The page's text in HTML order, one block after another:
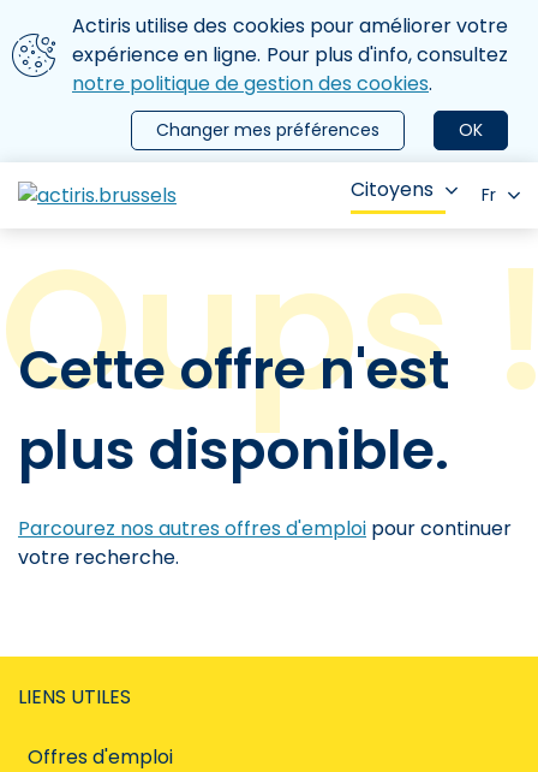
Aller au contenu principal
Nous utilisons des cookies
Actiris utilise des cookies pour améliorer votre
expérience en ligne. Pour plus d'info, consultez
notre politique de gestion des cookies.
OK
Changer mes préférences
le menu
Citoyens Fr
Cette offre n'est
plus disponible.
Parcourez nos autres offres d'emploi pour continuer
votre recherche.
LIENS UTILES
Offres d'emploi